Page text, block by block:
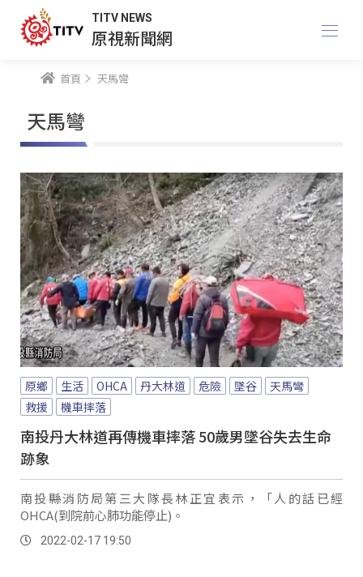
TITV NEWS
原視新聞網
首頁 天馬彎
天馬彎
原鄉 生活 OHCA 丹大林道 危險 墜谷
天馬彎
救援
機車摔落
南投丹大林道再傳機車摔落 50歲男墜谷失去生命
跡象
南投縣消防局第三大隊長林正宜表示，「人的話已經
OHCA(到院前心肺功能停止)。
2022-02-17 19:50